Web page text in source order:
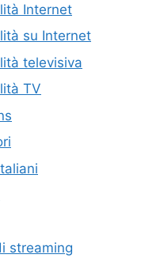
Internet
su Internet
televisiva
TV
streaming